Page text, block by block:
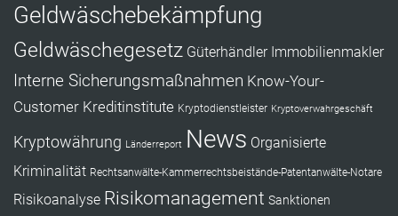
Geldwäschebekämpfung
Geldwäschegesetz Güterhändler Immobilienmakler
Interne Sicherungsmaßnahmen Know-Your-
Customer Kreditinstitute Kryptodienstleister Kryptoverwahrgeschäft
Kryptowährung Länderreport News Organisierte
Kriminalität Rechtsanwälte-Kammerrechtsbeistände-Patentanwälte-Notare
Risikoanalyse Risikomanagement Sanktionen